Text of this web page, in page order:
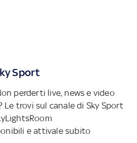
Sport
perderti live, news e video
Le trovi sul canale di Sky Sport
e attivale subito